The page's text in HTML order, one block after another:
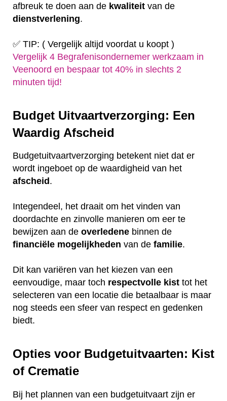
afbreuk te doen aan de kwaliteit van de
dienstverlening.
✅ TIP: ( Vergelijk altijd voordat u koopt )
Vergelijk 4 Begrafenisondernemer werkzaam in
Veenoord en bespaar tot 40% in slechts 2
minuten tijd!
Budget Uitvaartverzorging: Een
Waardig Afscheid
Budgetuitvaartverzorging betekent niet dat er
wordt ingeboet op de waardigheid van het
afscheid .
Integendeel, het draait om het vinden van
doordachte en zinvolle manieren om eer te
bewijzen aan de overledene binnen de
financiële mogelijkheden van de familie.
Dit kan variëren van het kiezen van een
eenvoudige, maar toch respectvolle kist tot het
selecteren van een locatie die betaalbaar is maar
nog steeds een sfeer van respect en gedenken
biedt.
Opties voor Budgetuitvaarten: Kist
of Crematie
Bij het plannen van een budgetuitvaart zijn er